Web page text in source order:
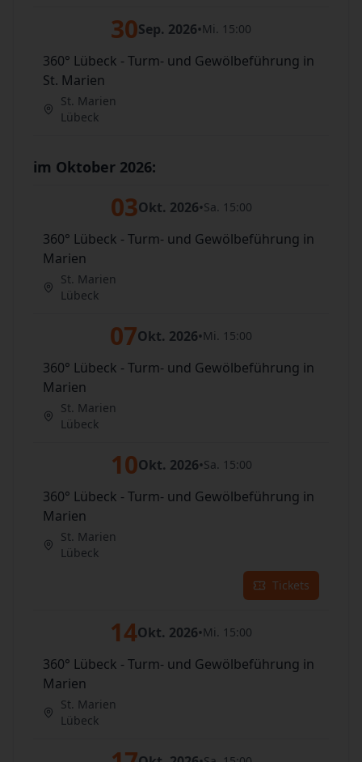
30Sep. 2026•Mi. 15:00
360° Lübeck - Turm- und Gewölbeführung in
St. Marien
St. Marien
Lübeck
im Oktober 2026:
03Okt. 2026•Sa. 15:00
360° Lübeck - Turm- und Gewölbeführung in
Marien
St. Marien
Lübeck
07Okt. 2026•Mi. 15:00
360° Lübeck - Turm- und Gewölbeführung in
Marien
St. Marien
Lübeck
10Okt. 2026•Sa. 15:00
360° Lübeck - Turm- und Gewölbeführung in
Marien
St. Marien
Lübeck
Tickets
14Okt. 2026•Mi. 15:00
360° Lübeck - Turm- und Gewölbeführung in
Marien
St. Marien
Lübeck